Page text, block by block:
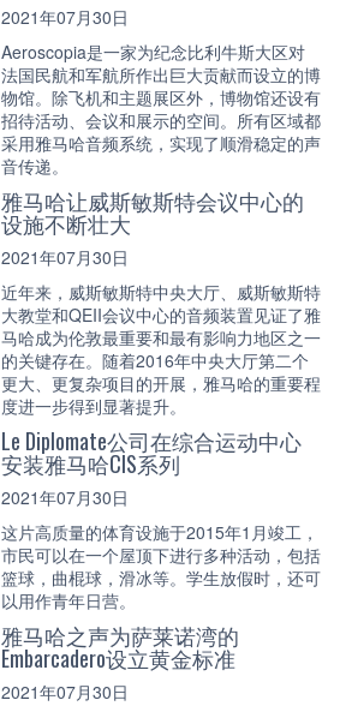
2021年07月30日
Aeroscopia是一家为纪念比利牛斯大区对
法国民航和军航所作出巨大贡献而设立的博
物馆。除飞机和主题展区外，博物馆还设有
招待活动、会议和展示的空间。所有区域都
采用雅马哈音频系统，实现了顺滑稳定的声
音传递。
雅马哈让威斯敏斯特会议中心的
设施不断壮大
2021年07月30日
近年来，威斯敏斯特中央大厅、威斯敏斯特
大教堂和QEII会议中心的音频装置见证了雅
马哈成为伦敦最重要和最有影响力地区之一
的关键存在。随着2016年中央大厅第二个
更大、更复杂项目的开展，雅马哈的重要程
度进一步得到显著提升。
Le Diplomate公司在综合运动中心
安装雅马哈CIS系列
2021年07月30日
这片高质量的体育设施于2015年1月竣工，
市民可以在一个屋顶下进行多种活动，包括
篮球，曲棍球，滑冰等。学生放假时，还可
以用作青年日营。
雅马哈之声为萨莱诺湾的
Embarcadero设立黄金标准
2021年07月30日